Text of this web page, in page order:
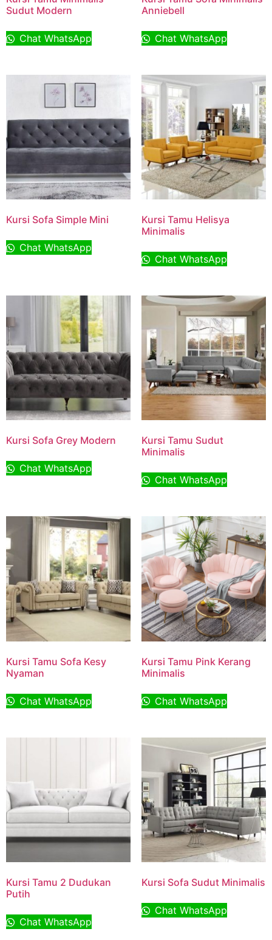
Sudut Modern
Chat WhatsApp
Anniebell
Chat WhatsApp
Kursi Sofa Simple Mini
Chat WhatsApp
Kursi Tamu Helisya
Minimalis
Chat WhatsApp
Kursi Sofa Grey Modern
Chat WhatsApp
Kursi Tamu Sudut
Minimalis
Chat WhatsApp
Kursi Tamu Sofa Kesy
Nyaman
Chat WhatsApp
Kursi Tamu Pink Kerang
Minimalis
Chat WhatsApp
Kursi Tamu 2 Dudukan
Putih
Chat WhatsApp
Kursi Sofa Sudut Minimalis
Chat WhatsApp